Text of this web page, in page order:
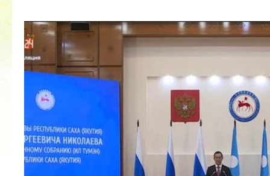
ПОСЕЩЕНИЕ ОНКОЛОГИЧЕСКОГО
ДИСПАНСЕРА В РАМКАХ ФОРУМА
21.02.2019